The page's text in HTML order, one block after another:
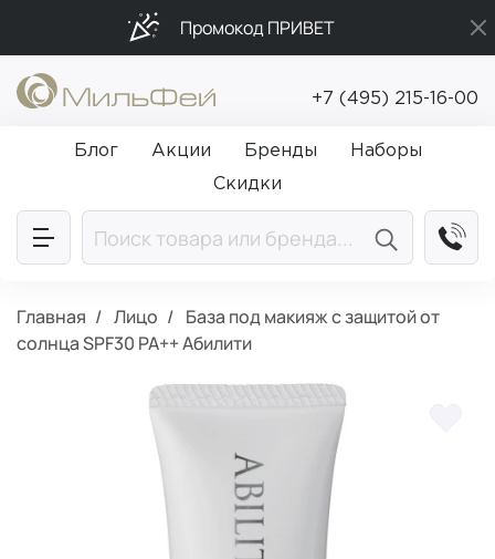
Промокод ПРИВЕТ
Бесплатная доставка от 5 000₽
Подарки в каждый заказ от 5 000₽
+7 (495) 215-16-00
Блог Акции Бренды
Наборы
Скидки
Главная Лицо
База под макияж с защитой от
солнца SPF30 PA++ Абилити